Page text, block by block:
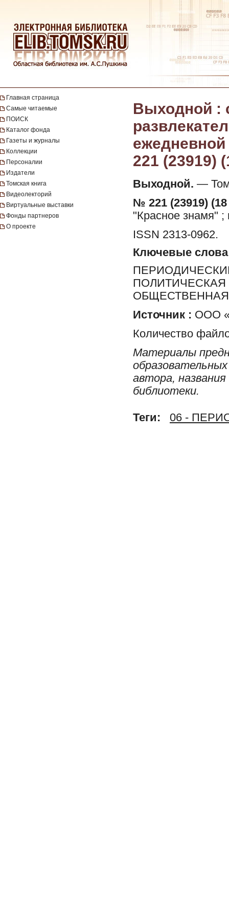
Главная страница
Самые читаемые
ПОИСК
Каталог фонда
Газеты и журналы
Коллекции
Персоналии
Издатели
Томская книга
Видеолекторий
Виртуальные выставки
Фонды партнеров
О проекте
Выходной :
221 (23919)
Выходной. —
№ 221 (23919)
"Красное знамя" ;
ISSN 2313-0962.
Ключевые слова
Источник : ООО
Количество
Материалы
автора,
библиотеки.
Теги: 06 -